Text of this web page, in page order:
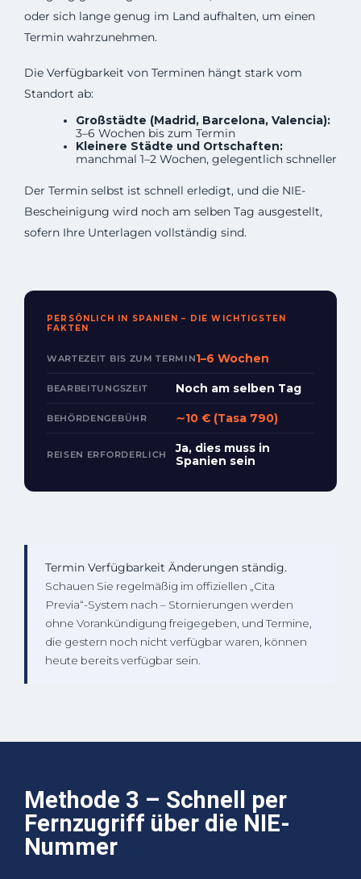
oder sich lange genug im Land aufhalten, um einen
Termin wahrzunehmen.
Die Verfügbarkeit von Terminen hängt stark vom
Standort ab:
Großstädte (Madrid, Barcelona, Valencia):
3–6 Wochen bis zum Termin
Kleinere Städte und Ortschaften:
manchmal 1–2 Wochen, gelegentlich schneller
Der Termin selbst ist schnell erledigt, und die NIE-
Bescheinigung wird noch am selben Tag ausgestellt,
sofern Ihre Unterlagen vollständig sind.
PERSÖNLICH IN SPANIEN – DIE WICHTIGSTEN
FAKTEN
WARTEZEIT BIS ZUM TERMIN1–6 Wochen
BEARBEITUNGSZEIT Noch am selben Tag
BEHÖRDENGEBÜHR ∼10 € (Tasa 790)
REISEN ERFORDERLICH
Ja, dies muss in
Spanien sein
Termin Verfügbarkeit Änderungen ständig.
Schauen Sie regelmäßig im offiziellen „Cita
Previa“-System nach – Stornierungen werden
ohne Vorankündigung freigegeben, und Termine,
die gestern noch nicht verfügbar waren, können
heute bereits verfügbar sein.
Methode 3 – Schnell per
Fernzugriff über die NIE-
Nummer